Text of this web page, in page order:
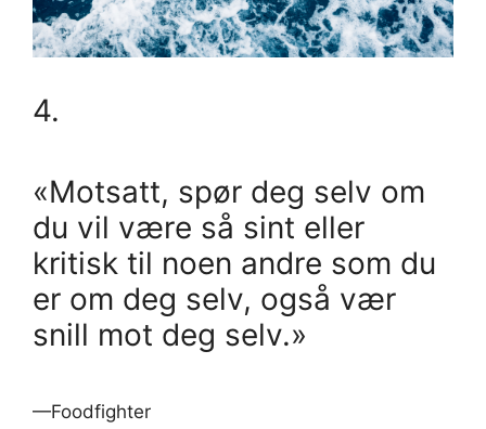
4.
«Motsatt, spør deg selv om
du vil være så sint eller
kritisk til noen andre som du
er om deg selv, også vær
snill mot deg selv.»
—Foodfighter